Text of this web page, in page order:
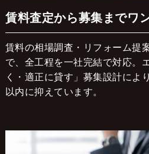
賃料査定から募集までワ
賃料の相場調査・リフォーム提
で、全工程を一社完結で対応。
く・適正に貸す」募集設計によ
以内に抑えています。